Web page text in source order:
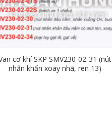
cơ khí SKP SMV230-02-31 (nút
nhấn khẩn xoay nhã, ren 13)